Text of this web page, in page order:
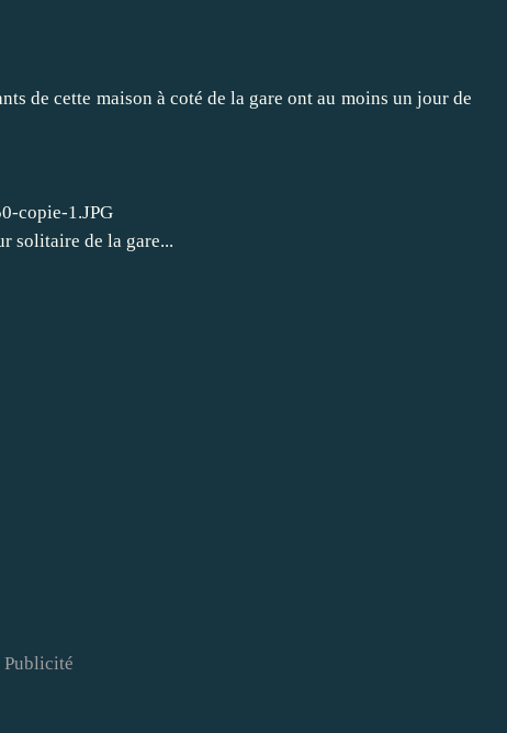
de cette maison à coté de la gare ont au moins un jour de
solitaire de la gare...
Publicité